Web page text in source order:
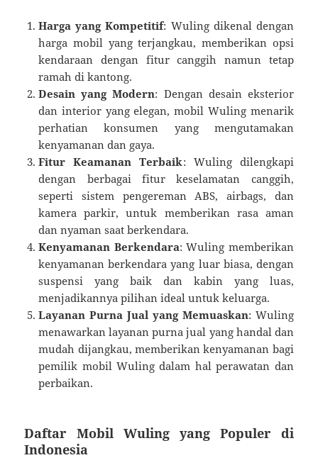
Harga yang Kompetitif: Wuling dikenal dengan
harga mobil yang terjangkau, memberikan opsi
kendaraan dengan fitur canggih namun tetap
ramah di kantong.
Desain yang Modern: Dengan desain eksterior
dan interior yang elegan, mobil Wuling menarik
perhatian konsumen yang mengutamakan
kenyamanan dan gaya.
Fitur Keamanan Terbaik: Wuling dilengkapi
dengan berbagai fitur keselamatan canggih,
seperti sistem pengereman ABS, airbags, dan
kamera parkir, untuk memberikan rasa aman
dan nyaman saat berkendara.
Kenyamanan Berkendara: Wuling memberikan
kenyamanan berkendara yang luar biasa, dengan
suspensi yang baik dan kabin yang luas,
menjadikannya pilihan ideal untuk keluarga.
Layanan Purna Jual yang Memuaskan: Wuling
menawarkan layanan purna jual yang handal dan
mudah dijangkau, memberikan kenyamanan bagi
pemilik mobil Wuling dalam hal perawatan dan
perbaikan.
Daftar Mobil Wuling yang Populer di
Indonesia